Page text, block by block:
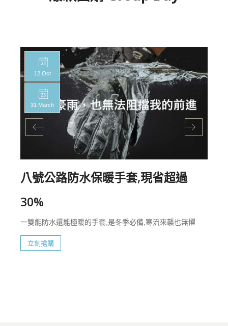
12 Oct
31 March
八號公路防水保暖手套,現省超過
30%
一雙能防水還能極暖的手套,是冬季必備,寒流來襲也無懼
立刻搶購